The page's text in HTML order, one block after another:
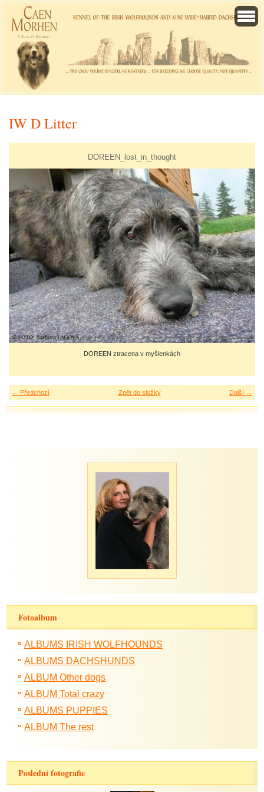
IW D Litter
DOREEN_lost_in_thought
DOREEN ztracena v myšlenkách
← Předchozí Další →
Zpět do složky
Fotoalbum
ALBUMS IRISH WOLFHOUNDS
ALBUMS DACHSHUNDS
ALBUM Other dogs
ALBUM Total crazy
ALBUMS PUPPIES
ALBUM The rest
Poslední fotografie